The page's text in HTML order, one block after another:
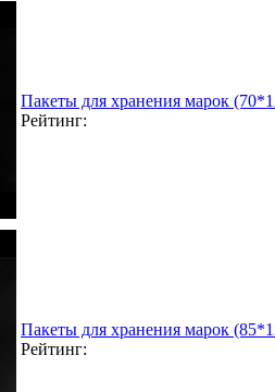
Пакеты для хранения марок
Рейтинг:
Пакеты для хранения марок
Рейтинг: